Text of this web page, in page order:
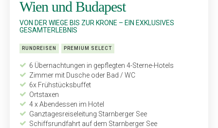
Wien und Budapest
VON DER WIEGE BIS ZUR KRONE – EIN EXKLUSIVES
GESAMTERLEBNIS
RUNDREISEN PREMIUM SELECT
6 Übernachtungen in gepflegten 4-Sterne-Hotels
Zimmer mit Dusche oder Bad / WC
6x Frühstücksbuffet
Ortstaxen
4 x Abendessen im Hotel
Ganztagesreiseleitung Starnberger See
Schiffsrundfahrt auf dem Starnberger See